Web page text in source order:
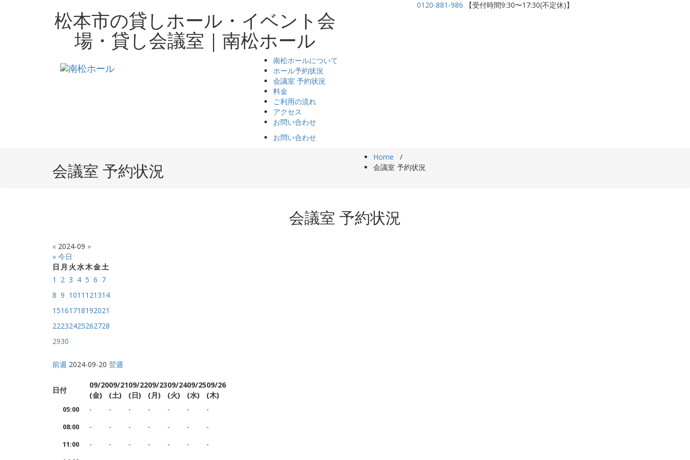
松本市の貸しホール・イベント会
場・貸し会議室｜南松ホール
0120-881-986 【受付時間9:30〜17:30(不定休)】
南松ホールについて
ホール予約状況
会議室 予約状況
料金
ご利用の流れ
アクセス
お問い合わせ
お問い合わせ
会議室 予約状況
Home /
会議室 予約状況
会議室 予約状況
« 2024-09 »
» 今日
日 月 火水木金土
1
2 3 4 5 6 7
8 9 1011 121314
15161718192021
22232425262728
2930
前週 2024-09-20 翌週
日付
09/20
(金)
09/21
(土)
09/22
(日)
09/23
(月)
09/24
(火)
09/25
(水)
09/26
(木)
05:00 - - - - - - -
08:00 - - - - - - -
11:00 - - - - - - -